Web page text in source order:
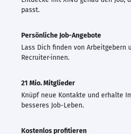
passt.
Persönliche Job-Angebote
Lass Dich finden von Arbeitgebern
Recruiter·innen.
21 Mio. Mitglieder
Knüpf neue Kontakte und erhalte
besseres Job-Leben.
Kostenlos profitieren